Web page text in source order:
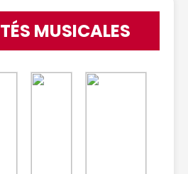
MUSICALES